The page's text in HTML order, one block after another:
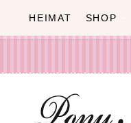
HEIMAT SHOP